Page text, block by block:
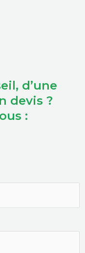
d’une
devis ?
: